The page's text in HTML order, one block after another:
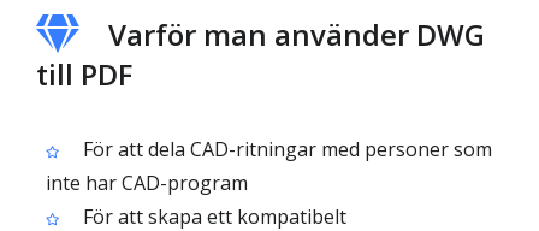
Varför man använder DWG
till PDF
För att dela CAD-ritningar med personer som
inte har CAD-program
För att skapa ett kompatibelt